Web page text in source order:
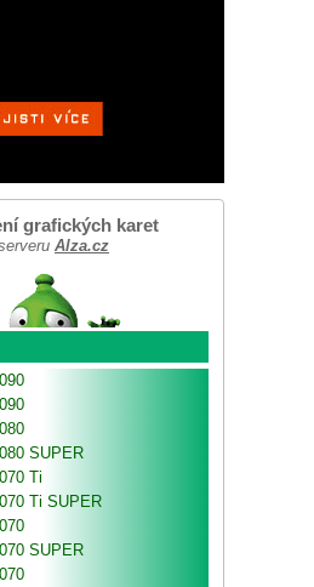
grafických karet
Alza.cz
SUPER
Ti
Ti SUPER
SUPER